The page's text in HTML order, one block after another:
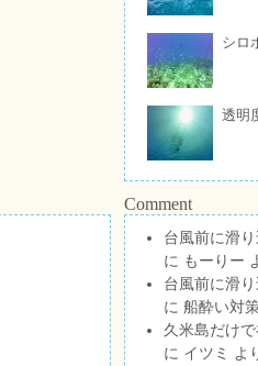
シロ
透明
Comment
台風前に滑
に もーりー
台風前に滑
に 船酔い対
久米島だけ
に イツミ よ